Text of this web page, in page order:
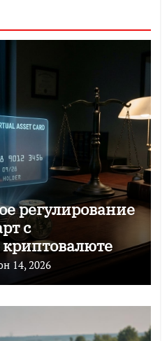
регулирование
с
14, 2026